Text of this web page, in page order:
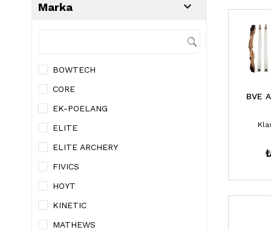
Okçu Ürünleri
Oklar
Avcılık
Geleneksel
Hedefler
Tekstil
Oku Ürünleri
Marka
BOWTECH
CORE
EK-POELANG
ELITE
ELITE ARCHERY
FIVICS
HOYT
KINETIC
MATHEWS
BVE